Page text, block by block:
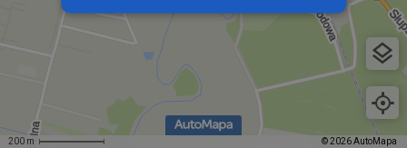
200 m © 2026 AutoMapa
Niezbędne
Funkcjonalność
Niesklasyfikowane
Niezbędne pliki cookie umożliwiają korzystanie z
podstawowych funkcji strony internetowej,
takich jak logowanie użytkownika i zarządzanie